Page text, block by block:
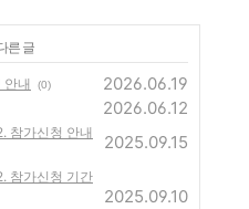
른 글
안내 (0) 2026.06.19
2026.06.12
참가신청 안내 2025.09.15
참가신청 기간
2025.09.10